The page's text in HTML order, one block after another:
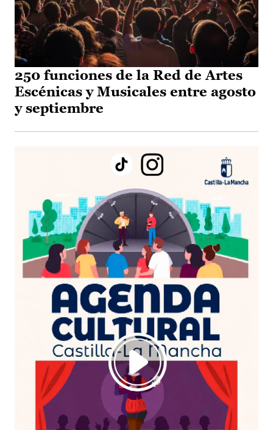
250 funciones de la Red de Artes
Escénicas y Musicales entre agosto
y septiembre